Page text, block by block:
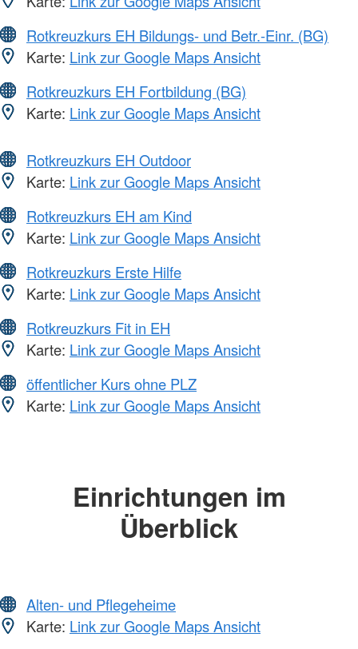
Rotkreuzkurs EH Bildungs- und Betr.-Einr. (BG)
Karte: Link zur Google Maps Ansicht
Rotkreuzkurs EH Fortbildung (BG)
Karte: Link zur Google Maps Ansicht
Rotkreuzkurs EH Outdoor
Karte: Link zur Google Maps Ansicht
Rotkreuzkurs EH am Kind
Karte: Link zur Google Maps Ansicht
Rotkreuzkurs Erste Hilfe
Karte: Link zur Google Maps Ansicht
Rotkreuzkurs Fit in EH
Karte: Link zur Google Maps Ansicht
öffentlicher Kurs ohne PLZ
Karte: Link zur Google Maps Ansicht
Einrichtungen im
Überblick
Alten- und Pflegeheime
Karte: Link zur Google Maps Ansicht